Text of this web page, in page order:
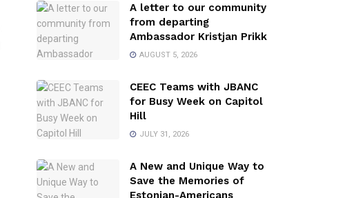
A letter to our community
from departing
Ambassador Kristjan Prikk
AUGUST 5, 2026
CEEC Teams with JBANC
for Busy Week on Capitol
Hill
JULY 31, 2026
A New and Unique Way to
Save the Memories of
Estonian-Americans